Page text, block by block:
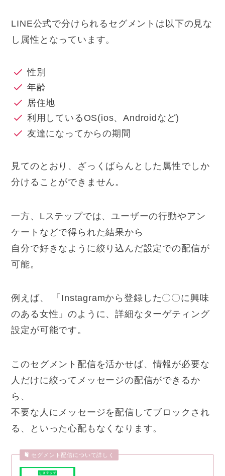
LINE公式で分けられるセグメントは以下の見な
し属性となっています。
性別
年齢
居住地
利用しているOS(ios、Androidなど)
友達になってからの期間
見てのとおり、ざっくばらんとした属性でしか
分けることができません。
一方、Lステップでは、ユーザーの行動やアン
ケートなどで得られた結果から
自分で好きなように絞り込んだ設定での配信が
可能。
例えば、 「Instagramから登録した〇〇に興味
のある女性」のように、詳細なターゲティング
設定が可能です。
このセグメント配信を活かせば、情報が必要な
人だけに絞ってメッセージの配信ができる か
ら、
不要な人にメッセージを配信してブロックされ
る、といった心配もなくなります。
セグメント配信について詳しく